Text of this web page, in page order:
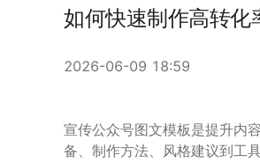
如何快速制作高转化
2026-06-09 18:59
宣传公众号图文模板是提升内
备、制作方法、风格建议到工